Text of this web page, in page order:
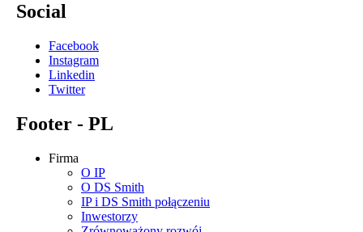
Social
Facebook
Instagram
Linkedin
Twitter
Footer - PL
Firma
O IP
O DS Smith
IP i DS Smith połączeniu
Inwestorzy